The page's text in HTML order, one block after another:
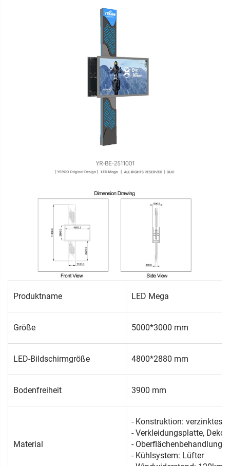
Produktname LED Mega
Größe 5000*3000 mm
LED-Bildschirmgröße 4800*2880 mm
Bodenfreiheit 3900 mm
Material
- Konstruktion: verzinktes
- Verkleidungsplatte,
- Oberflächenbehandlung:
- Kühlsystem: Lüfter